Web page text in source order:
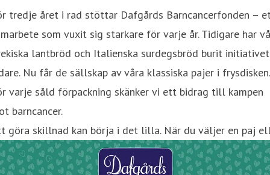
tredje året i rad stöttar Dafgårds Barncancerfonden –
som vuxit sig starkare för varje år. Tidigare har
lantbröd och Italienska surdegsbröd burit initiativet
Nu får de sällskap av våra klassiska pajer i frysdisken.
varje såld förpackning skänker vi ett bidrag till kampen
barncancer.
göra skillnad kan börja i det lilla. När du väljer en paj